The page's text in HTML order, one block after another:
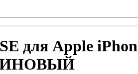
для Apple